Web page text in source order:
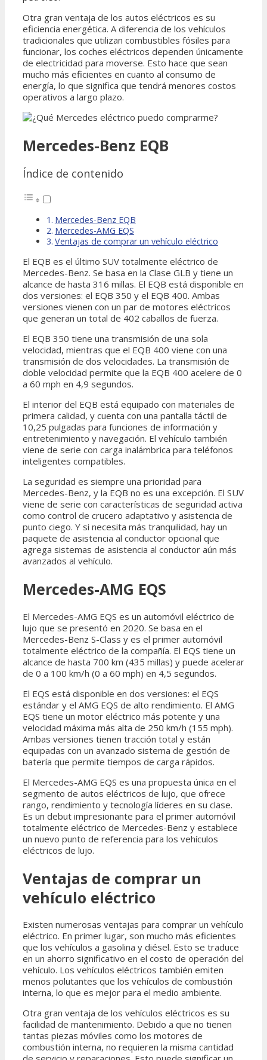
Otra gran ventaja de los autos eléctricos es su
eficiencia energética. A diferencia de los vehículos
tradicionales que utilizan combustibles fósiles para
funcionar, los coches eléctricos dependen únicamente
de electricidad para moverse. Esto hace que sean
mucho más eficientes en cuanto al consumo de
energía, lo que significa que tendrá menores costos
operativos a largo plazo.
Mercedes-Benz EQB
Índice de contenido
Mercedes-Benz EQB
Mercedes-AMG EQS
Ventajas de comprar un vehículo eléctrico
El EQB es el último SUV totalmente eléctrico de
Mercedes-Benz. Se basa en la Clase GLB y tiene un
alcance de hasta 316 millas. El EQB está disponible en
dos versiones: el EQB 350 y el EQB 400. Ambas
versiones vienen con un par de motores eléctricos
que generan un total de 402 caballos de fuerza.
El EQB 350 tiene una transmisión de una sola
velocidad, mientras que el EQB 400 viene con una
transmisión de dos velocidades. La transmisión de
doble velocidad permite que la EQB 400 acelere de 0
a 60 mph en 4,9 segundos.
El interior del EQB está equipado con materiales de
primera calidad, y cuenta con una pantalla táctil de
10,25 pulgadas para funciones de información y
entretenimiento y navegación. El vehículo también
viene de serie con carga inalámbrica para teléfonos
inteligentes compatibles.
La seguridad es siempre una prioridad para
Mercedes-Benz, y la EQB no es una excepción. El SUV
viene de serie con características de seguridad activa
como control de crucero adaptativo y asistencia de
punto ciego. Y si necesita más tranquilidad, hay un
paquete de asistencia al conductor opcional que
agrega sistemas de asistencia al conductor aún más
avanzados al vehículo.
Mercedes-AMG EQS
El Mercedes-AMG EQS es un automóvil eléctrico de
lujo que se presentó en 2020. Se basa en el
Mercedes-Benz S-Class y es el primer automóvil
totalmente eléctrico de la compañía. El EQS tiene un
alcance de hasta 700 km (435 millas) y puede acelerar
de 0 a 100 km/h (0 a 60 mph) en 4,5 segundos.
El EQS está disponible en dos versiones: el EQS
estándar y el AMG EQS de alto rendimiento. El AMG
EQS tiene un motor eléctrico más potente y una
velocidad máxima más alta de 250 km/h (155 mph).
Ambas versiones tienen tracción total y están
equipadas con un avanzado sistema de gestión de
batería que permite tiempos de carga rápidos.
El Mercedes-AMG EQS es una propuesta única en el
segmento de autos eléctricos de lujo, que ofrece
rango, rendimiento y tecnología líderes en su clase.
Es un debut impresionante para el primer automóvil
totalmente eléctrico de Mercedes-Benz y establece
un nuevo punto de referencia para los vehículos
eléctricos de lujo.
Ventajas de comprar un
vehículo eléctrico
Existen numerosas ventajas para comprar un vehículo
eléctrico. En primer lugar, son mucho más eficientes
que los vehículos a gasolina y diésel. Esto se traduce
en un ahorro significativo en el costo de operación del
vehículo. Los vehículos eléctricos también emiten
menos polutantes que los vehículos de combustión
interna, lo que es mejor para el medio ambiente.
Otra gran ventaja de los vehículos eléctricos es su
facilidad de mantenimiento. Debido a que no tienen
tantas piezas móviles como los motores de
combustión interna, no requieren la misma cantidad